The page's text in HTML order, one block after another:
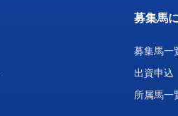
募集馬
募集馬一
出資申込
所属馬一